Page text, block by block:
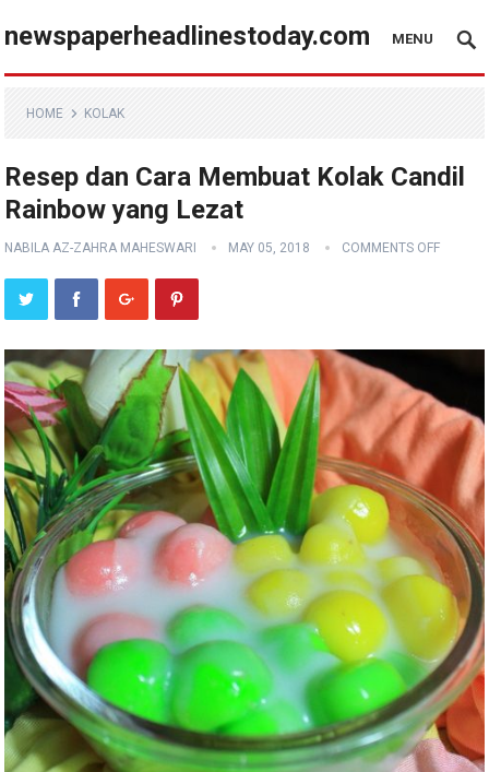
newspaperheadlinestoday.com MENU
HOME KOLAK
Resep dan Cara Membuat Kolak Candil
Rainbow yang Lezat
NABILA AZ-ZAHRA MAHESWARI MAY 05, 2018 COMMENTS OFF